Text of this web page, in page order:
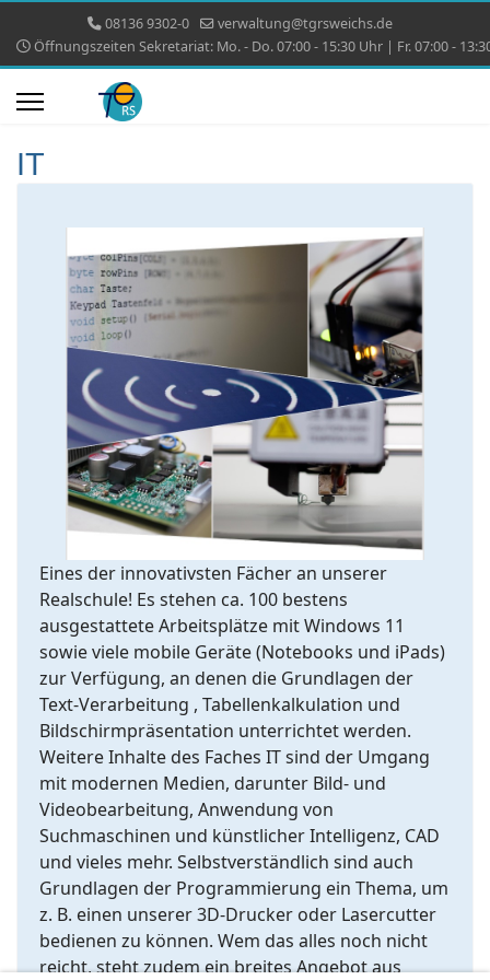
08136 9302-0
verwaltung@tgrsweichs.de
Öffnungszeiten Sekretariat: Mo. - Do. 07:00 - 15:30 Uhr | Fr. 07:00 -
IT
Eines der innovativsten Fächer an unserer
Realschule! Es stehen ca. 100 bestens
ausgestattete Arbeitsplätze mit Windows 11
sowie viele mobile Geräte (Notebooks und iPads)
zur Verfügung, an denen die Grundlagen der
Text-Verarbeitung , Tabellenkalkulation und
Bildschirmpräsentation unterrichtet werden.
Weitere Inhalte des Faches IT sind der Umgang
mit modernen Medien, darunter Bild- und
Videobearbeitung, Anwendung von
Suchmaschinen und künstlicher Intelligenz, CAD
und vieles mehr. Selbstverständlich sind auch
Grundlagen der Programmierung ein Thema, um
z. B. einen unserer 3D-Drucker oder Lasercutter
bedienen zu können. Wem das alles noch nicht
reicht, steht zudem ein breites Angebot aus